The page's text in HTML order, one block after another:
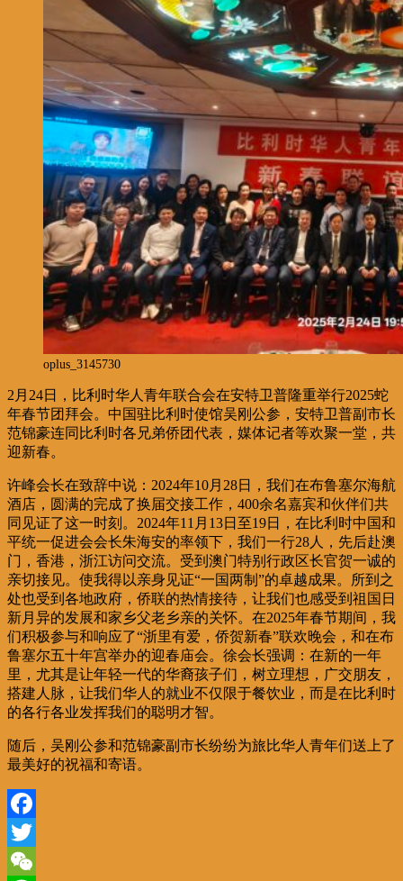
oplus_3145730
2月24日，比利时华人青年联合会在安特卫普隆重举行2025蛇
年春节团拜会。中国驻比利时使馆吴刚公参，安特卫普副市长
范锦豪连同比利时各兄弟侨团代表，媒体记者等欢聚一堂，共
迎新春。
许峰会长在致辞中说：2024年10月28日，我们在布鲁塞尔海航
酒店，圆满的完成了换届交接工作，400余名嘉宾和伙伴们共
同见证了这一时刻。2024年11月13日至19日，在比利时中国和
平统一促进会会长朱海安的率领下，我们一行28人，先后赴澳
门，香港，浙江访问交流。受到澳门特别行政区长官贺一诚的
亲切接见。使我得以亲身见证“一国两制”的卓越成果。所到之
处也受到各地政府，侨联的热情接待，让我们也感受到祖国日
新月异的发展和家乡父老乡亲的关怀。在2025年春节期间，我
们积极参与和响应了“浙里有爱，侨贺新春”联欢晚会，和在布
鲁塞尔五十年宫举办的迎春庙会。徐会长强调：在新的一年
里，尤其是让年轻一代的华裔孩子们，树立理想，广交朋友，
搭建人脉，让我们华人的就业不仅限于餐饮业，而是在比利时
的各行各业发挥我们的聪明才智。
随后，吴刚公参和范锦豪副市长纷纷为旅比华人青年们送上了
最美好的祝福和寄语。
Facebook
Twitter